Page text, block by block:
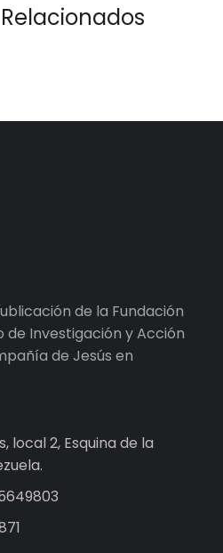
de la Fundación
Investigación y Acción
de Jesús en
local 2, Esquina de la